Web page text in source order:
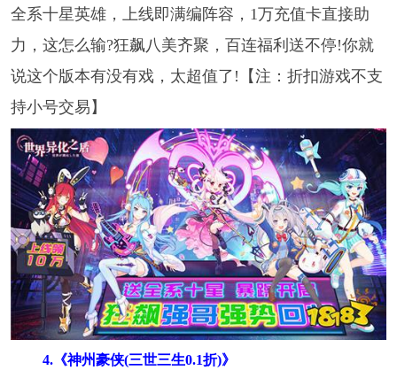
全系十星英雄，上线即满编阵容，1万充值卡直接助
力，这怎么输?狂飙八美齐聚，百连福利送不停!你就
说这个版本有没有戏，太超值了!【注：折扣游戏不支
持小号交易】
4.《神州豪侠(三世三生0.1折)》